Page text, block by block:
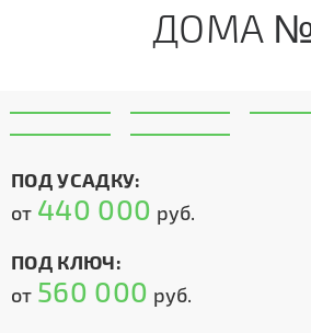
ДОМА
ПОД УСАДКУ:
от 440 000 руб.
ПОД КЛЮЧ:
от 560 000 руб.